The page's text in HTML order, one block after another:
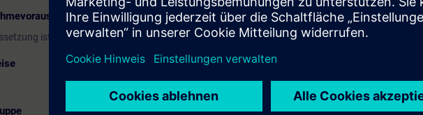
ist der KursSIMATIC WinCC Unified 1 (TIA-UWCC1)oder vergleichbare Kenntnisse.